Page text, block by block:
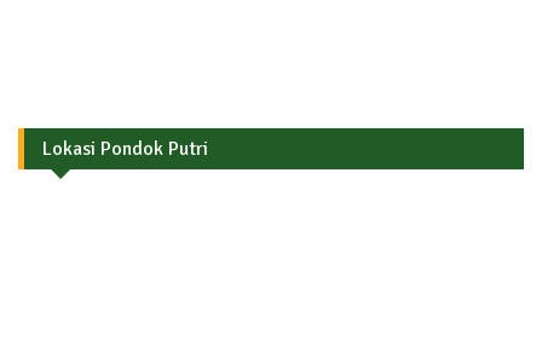
Lokasi Pondok Putri